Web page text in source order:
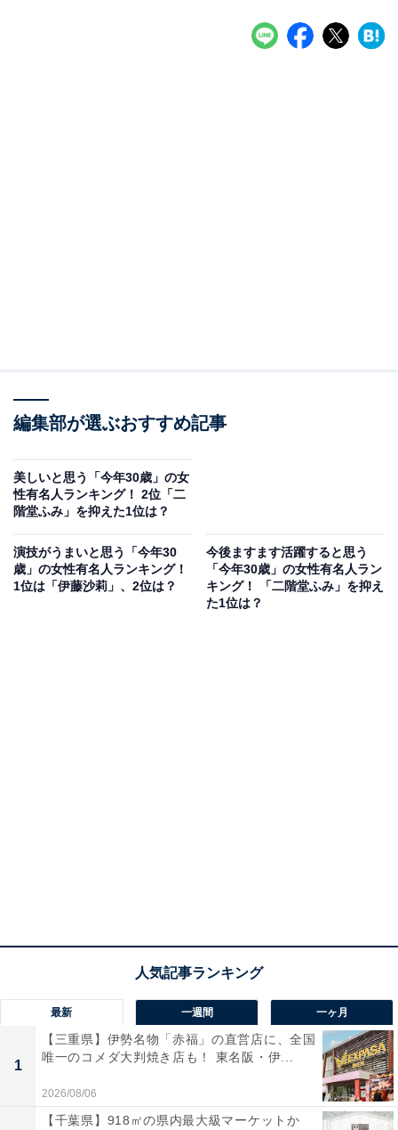
編集部が選ぶおすすめ記事
美しいと思う「今年30歳」の女
性有名人ランキング！ 2位「二
階堂ふみ」を抑えた1位は？
演技がうまいと思う「今年30
歳」の女性有名人ランキング！
1位は「伊藤沙莉」、2位は？
今後ますます活躍すると思う
「今年30歳」の女性有名人ラン
キング！ 「二階堂ふみ」を抑え
た1位は？
最新 一週間 一ヶ月
1
【三重県】伊勢名物「赤福」の直営店に、全国
唯一のコメダ大判焼き店も！ 東名阪・伊...
2026/08/06
【千葉県】918㎡の県内最大級マーケットか